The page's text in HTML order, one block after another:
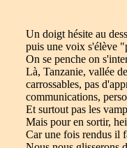
Un doigt hésite au
puis une voix s'élève
On se penche on
Là, Tanzanie, vallée
carrossables, pas
communications,
Et surtout pas les
Mais pour en sortir,
Car une fois rendus il